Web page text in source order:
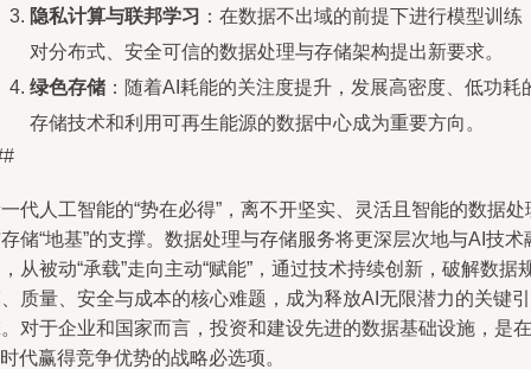
隐私计算与联邦学习 ：在数据不出域的前提下进行模型训练
对分布式、安全可信的数据处理与存储架构提出新要求。
绿色存储 ：随着AI耗能的关注度提升，发展高密度、低功耗
存储技术和利用可再生能源的数据中心成为重要方向。
代人工智能的“势在必得”，离不开坚实、灵活且智能的数据处
储“地基”的支撑。数据处理与存储服务将更深层次地与AI技术
从被动“承载”走向主动“赋能”，通过技术持续创新，破解数据
质量、安全与成本的核心难题，成为释放AI无限潜力的关键引
对于企业和国家而言，投资和建设先进的数据基础设施，是在
代赢得竞争优势的战略必选项。